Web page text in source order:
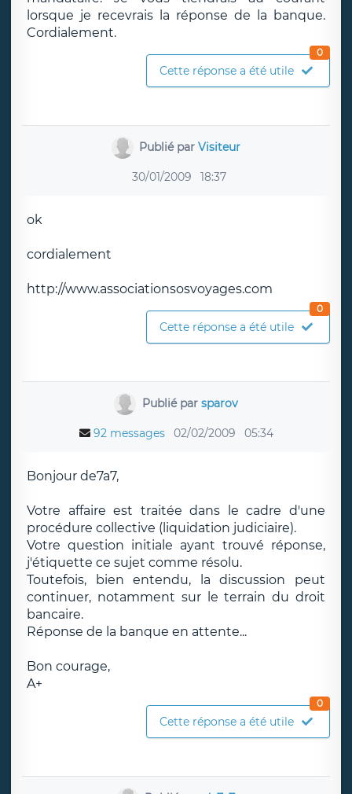
lorsque je recevrais la réponse de la banque.
Cordialement.
Cette réponse a été utile
0
Publié parVisiteur
30/01/2009 18:37
ok
cordialement
http://www.associationsosvoyages.com
Cette réponse a été utile
0
Publié par sparov
92 messages 02/02/2009 05:34
Bonjour de7a7,
Votre affaire est traitée dans le cadre d'une
procédure collective (liquidation judiciaire).
Votre question initiale ayant trouvé réponse,
j'étiquette ce sujet comme résolu.
Toutefois, bien entendu, la discussion peut
continuer, notamment sur le terrain du droit
bancaire.
Réponse de la banque en attente...
Bon courage,
A+
Cette réponse a été utile
0